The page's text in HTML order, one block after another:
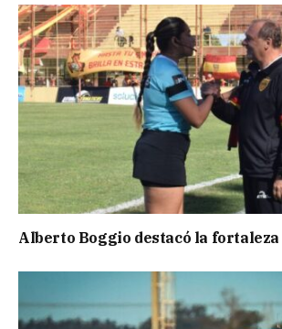
Alberto Boggio destacó la